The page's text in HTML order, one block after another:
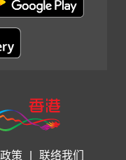
策 联络我们